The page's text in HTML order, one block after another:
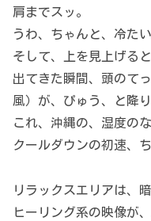
肩までスッ。
うわ、ちゃんと、冷たい
そして、上を見上げる
出てきた瞬間、頭のてっ
風）が、ぴゅう、と降り
これ、沖縄の、湿度の
クールダウンの初速、
リラックスエリアは、
ヒーリング系の映像が